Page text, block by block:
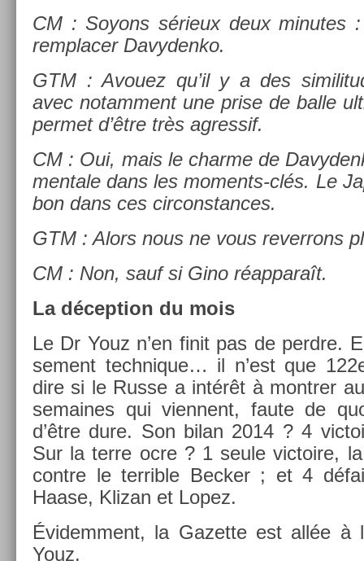
CM : Soyons sérieux deux minutes
re­mplac­er Davyden­ko.
GTM : Avouez qu’il y a des
avec notam­ment une prise de balle
per­met d’être très ag­ressif.
CM : Oui, mais le char­me de
men­tale dans les moments-clés. Le
bon dans ces cir­constan­ces.
GTM : Alors nous ne vous re­ver­rons
CM : Non, sauf si Gino réap­paraît.
La décep­tion du mois
Le Dr Youz n’en finit pas de per­dre.
se­ment tech­nique… il n’est que
dire si le Russe a intérêt à montr­er
semaines qui vien­nent, faute de
d’être dure. Son bilan 2014 ? 4
Sur la terre ocre ? 1 seule vic­toire,
con­tre le ter­rible Be­ck­er ; et 4
Haase, Klizan et Lopez.
Évidem­ment, la Gazet­te est allée à
Youz.